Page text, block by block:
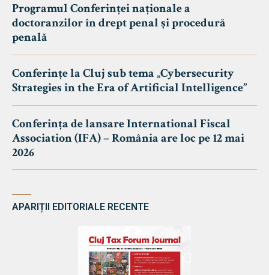
Programul Conferinței naționale a
doctoranzilor în drept penal și procedură
penală
Conferințe la Cluj sub tema „Cybersecurity
Strategies in the Era of Artificial Intelligence”
Conferința de lansare International Fiscal
Association (IFA) – România are loc pe 12 mai
2026
APARIȚII EDITORIALE RECENTE